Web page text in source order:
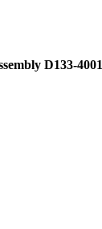
D133-4001